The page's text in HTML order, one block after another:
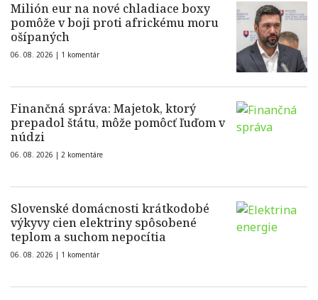
Milión eur na nové chladiace boxy
pomôže v boji proti africkému moru
ošípaných
06. 08. 2026 | 1 komentár
Finančná správa: Majetok, ktorý
prepadol štátu, môže pomôcť ľuďom v
núdzi
06. 08. 2026 | 2 komentáre
Slovenské domácnosti krátkodobé
výkyvy cien elektriny spôsobené
teplom a suchom nepocítia
06. 08. 2026 | 1 komentár